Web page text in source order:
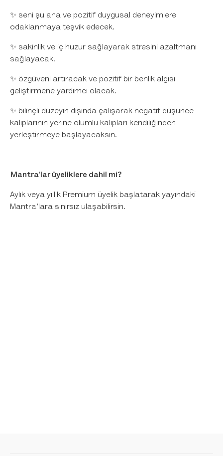
✨ seni şu ana ve pozitif duygusal deneyimlere
odaklanmaya teşvik edecek.
✨ sakinlik ve iç huzur sağlayarak stresini azaltmanı
sağlayacak.
✨ özgüveni artıracak ve pozitif bir benlik algısı
geliştirmene yardımcı olacak.
✨ bilinçli düzeyin dışında çalışarak negatif düşünce
kalıplarının yerine olumlu kalıpları kendiliğinden
yerleştirmeye başlayacaksın.
Mantra'lar üyeliklere dahil mi?
Aylık veya yıllık Premium üyelik başlatarak yayındaki
Mantra'lara sınırsız ulaşabilirsin.